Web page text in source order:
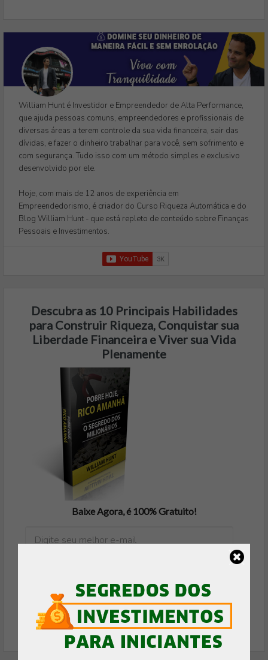
William Hunt é Investidor e Empreendedor de Alta Performance,
que ajuda pessoas comuns, empreendedores e profissionais de
diversas áreas a terem controle da sua vida financeira, sair das
dívidas, e fazer o dinheiro trabalhar para você, sem sofrimento e
com segurança. Tudo isso com um método simples e exclusivo
desenvolvido por ele.
Hoje, com mais de 12 anos de experiência em
Empreendedorismo, é criador do Curso Riqueza Automática e do
Blog William Hunt - que está repleto de conteúdo sobre Finanças
Pessoais e Investimentos.
Descubra as 10 Principais Habilidades
para Construir Riqueza, Conquistar sua
Liberdade Financeira e Viver sua Vida
Plenamente
Baixe Agora, é 100% Gratuito!